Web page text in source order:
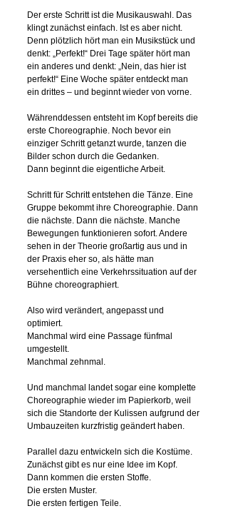
Der erste Schritt ist die Musikauswahl. Das
klingt zunächst einfach. Ist es aber nicht.
Denn plötzlich hört man ein Musikstück und
denkt: „Perfekt!“ Drei Tage später hört man
ein anderes und denkt: „Nein, das hier ist
perfekt!“ Eine Woche später entdeckt man
ein drittes – und beginnt wieder von vorne.
Währenddessen entsteht im Kopf bereits die
erste Choreographie. Noch bevor ein
einziger Schritt getanzt wurde, tanzen die
Bilder schon durch die Gedanken.
Dann beginnt die eigentliche Arbeit.
Schritt für Schritt entstehen die Tänze. Eine
Gruppe bekommt ihre Choreographie. Dann
die nächste. Dann die nächste. Manche
Bewegungen funktionieren sofort. Andere
sehen in der Theorie großartig aus und in
der Praxis eher so, als hätte man
versehentlich eine Verkehrssituation auf der
Bühne choreographiert.
Also wird verändert, angepasst und
optimiert.
Manchmal wird eine Passage fünfmal
umgestellt.
Manchmal zehnmal.
Und manchmal landet sogar eine komplette
Choreographie wieder im Papierkorb, weil
sich die Standorte der Kulissen aufgrund der
Umbauzeiten kurzfristig geändert haben.
Parallel dazu entwickeln sich die Kostüme.
Zunächst gibt es nur eine Idee im Kopf.
Dann kommen die ersten Stoffe.
Die ersten Muster.
Die ersten fertigen Teile.